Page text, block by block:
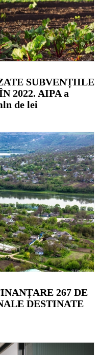
SUBVENȚIILE
2022. AIPA a
de lei
267 DE
DESTINATE